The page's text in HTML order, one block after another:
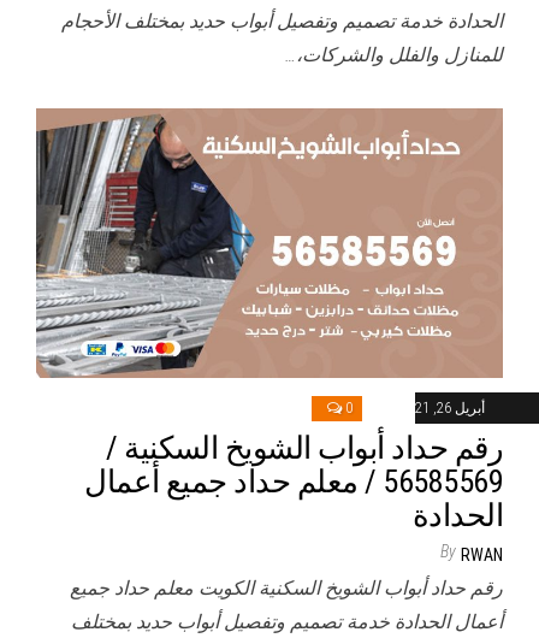
الحدادة خدمة تصميم وتفصيل أبواب حديد بمختلف الأحجام
للمنازل والفلل والشركات،…
أبريل 26, 2021 0
رقم حداد أبواب الشويخ السكنية /
56585569 / معلم حداد جميع أعمال
الحدادة
By RWAN
رقم حداد أبواب الشويخ السكنية الكويت معلم حداد جميع
أعمال الحدادة خدمة تصميم وتفصيل أبواب حديد بمختلف